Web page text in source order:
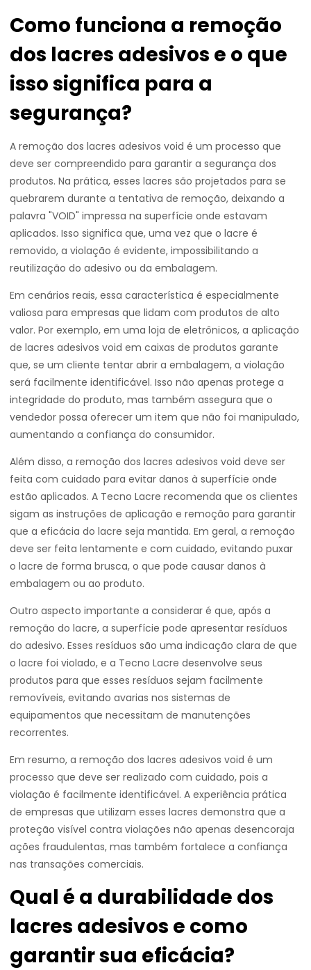
Como funciona a remoção
dos lacres adesivos e o que
isso significa para a
segurança?
A remoção dos lacres adesivos void é um processo que
deve ser compreendido para garantir a segurança dos
produtos. Na prática, esses lacres são projetados para se
quebrarem durante a tentativa de remoção, deixando a
palavra "VOID" impressa na superfície onde estavam
aplicados. Isso significa que, uma vez que o lacre é
removido, a violação é evidente, impossibilitando a
reutilização do adesivo ou da embalagem.
Em cenários reais, essa característica é especialmente
valiosa para empresas que lidam com produtos de alto
valor. Por exemplo, em uma loja de eletrônicos, a aplicação
de lacres adesivos void em caixas de produtos garante
que, se um cliente tentar abrir a embalagem, a violação
será facilmente identificável. Isso não apenas protege a
integridade do produto, mas também assegura que o
vendedor possa oferecer um item que não foi manipulado,
aumentando a confiança do consumidor.
Além disso, a remoção dos lacres adesivos void deve ser
feita com cuidado para evitar danos à superfície onde
estão aplicados. A Tecno Lacre recomenda que os clientes
sigam as instruções de aplicação e remoção para garantir
que a eficácia do lacre seja mantida. Em geral, a remoção
deve ser feita lentamente e com cuidado, evitando puxar
o lacre de forma brusca, o que pode causar danos à
embalagem ou ao produto.
Outro aspecto importante a considerar é que, após a
remoção do lacre, a superfície pode apresentar resíduos
do adesivo. Esses resíduos são uma indicação clara de que
o lacre foi violado, e a Tecno Lacre desenvolve seus
produtos para que esses resíduos sejam facilmente
removíveis, evitando avarias nos sistemas de
equipamentos que necessitam de manutenções
recorrentes.
Em resumo, a remoção dos lacres adesivos void é um
processo que deve ser realizado com cuidado, pois a
violação é facilmente identificável. A experiência prática
de empresas que utilizam esses lacres demonstra que a
proteção visível contra violações não apenas desencoraja
ações fraudulentas, mas também fortalece a confiança
nas transações comerciais.
Qual é a durabilidade dos
lacres adesivos e como
garantir sua eficácia?